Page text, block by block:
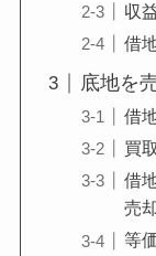
収
借
底地を
借
買
借
売
等